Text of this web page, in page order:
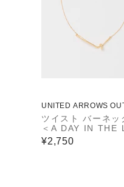
UNITED ARROWS
ツイスト バーネッ
＜A DAY IN THE
＞
¥2,750